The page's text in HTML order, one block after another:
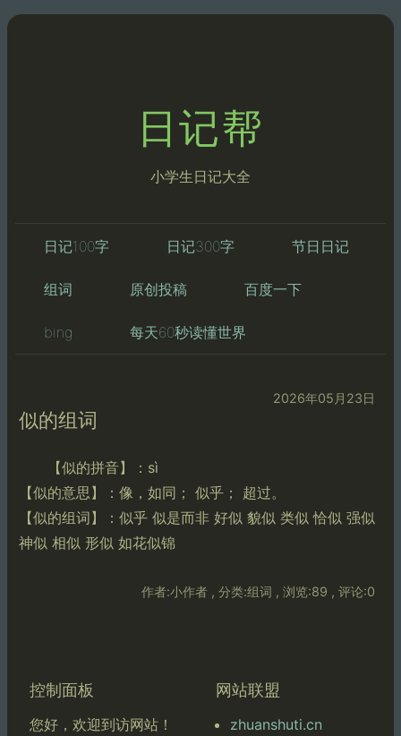
日记帮
小学生日记大全
日记100字 日记300字 节日日记
组词 原创投稿 百度一下
bing 每天60秒读懂世界
2026年05月23日
似的组词
【似的拼音】：sì
【似的意思】：像，如同； 似乎； 超过。
【似的组词】：似乎 似是而非 好似 貌似 类似 恰似 强似
神似 相似 形似 如花似锦
作者:小作者 , 分类:组词 , 浏览:89 , 评论:0
控制面板
您好，欢迎到访网站！
网站联盟
zhuanshuti.cn